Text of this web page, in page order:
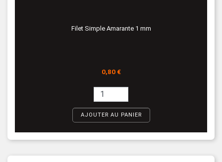
Filet Simple Amarante 1 mm
Prix
0,80 €
AJOUTER AU PANIER